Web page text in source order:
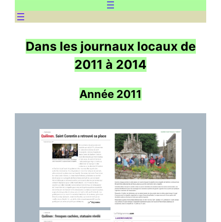
Dans les journaux locaux de
2011 à 2014
Année 2011